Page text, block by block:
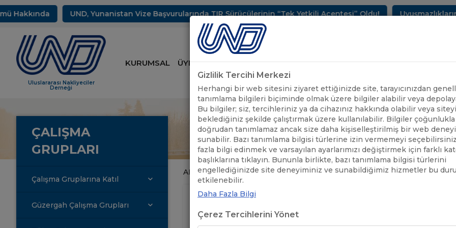
UND, Yunanistan Vize Başvurularında TIR Sürücülerinin “Tek Yetkili Acentesi” Oldu! Uyuşmazlıkların
Uluslararası Nakliyeciler
Derneği
KURUMSAL ÜYELİK HİZMETLERİMİZ SEKTÖREL BİLGİLER UND YAYINLARI
ÇALIŞMA
GRUPLARI
Çalışma Gruplarına Katıl
Güzergah Çalışma Grupları
ANASAYFA / ÇALIŞMA GRUPLARI / ANKARA ÇALIŞMA GRUBU
Çalışma Grubu
Başkanı
Gizlilik Tercihi Merkezi
Herhangi bir web sitesini ziyaret ettiğinizde site, tarayıcınızdan
tanımlama bilgileri biçiminde olmak üzere bilgiler alabilir veya
Bu bilgiler; siz, tercihleriniz ya da cihazınız hakkında olabilir veya siteyi
beklediğiniz şekilde çalıştırmak üzere kullanılabilir. Bilgiler
doğrudan tanımlamaz ancak size daha kişiselleştirilmiş bir web
sunabilir. Bazı tanımlama bilgisi türlerine izin vermemeyi
fazla bilgi edinmek ve varsayılan ayarlarımızı değiştirmek için farklı
başlıklarına tıklayın. Bununla birlikte, bazı tanımlama bilgisi türlerini
engellediğinizde site deneyiminiz ve sunabildiğimiz hizmetler bu
etkilenebilir.
Daha Fazla Bilgi
Çerez Tercihlerini Yönet